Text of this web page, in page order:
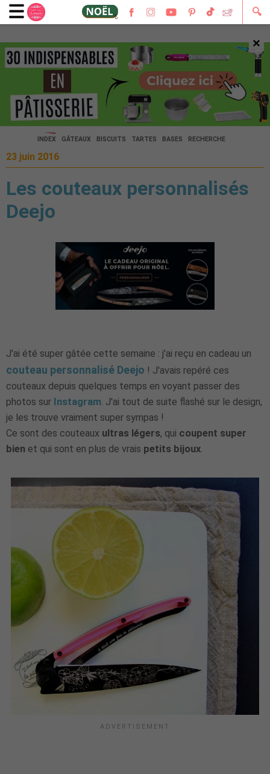
🔍
×
🔍
INDEX GÂTEAUX BISCUITS TARTES BASES RECHERCHE
23 juin 2016
Les couteaux personnalisés
Deejo
J'ai été super gâtée cette semaine : j'ai reçu en cadeau un
couteau personnalisé Deejo ! J'avais repéré ces
couteaux depuis quelques temps en voyant passer des
photos sur Instagram. J'ai tout de suite flashé sur le design,
je les trouve vraiment super sympas !
Ce sont des couteaux ultras légers, qui coupent super
bien et qui sont en plus de vrais petits bijoux.